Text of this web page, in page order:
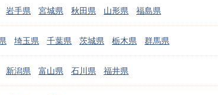
岩手県 宮城県 秋田県 山形県 福島県
埼玉県 千葉県 茨城県 栃木県 群馬県
新潟県 富山県 石川県 福井県